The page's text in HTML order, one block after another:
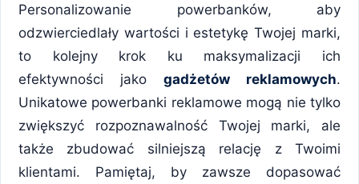
Personalizowanie powerbanków, aby
odzwierciedlały wartości i estetykę Twojej marki,
to kolejny krok ku maksymalizacji ich
efektywności jako gadżetów reklamowych.
Unikatowe powerbanki reklamowe mogą nie tylko
zwiększyć rozpoznawalność Twojej marki, ale
także zbudować silniejszą relację z Twoimi
klientami. Pamiętaj, by zawsze dopasować